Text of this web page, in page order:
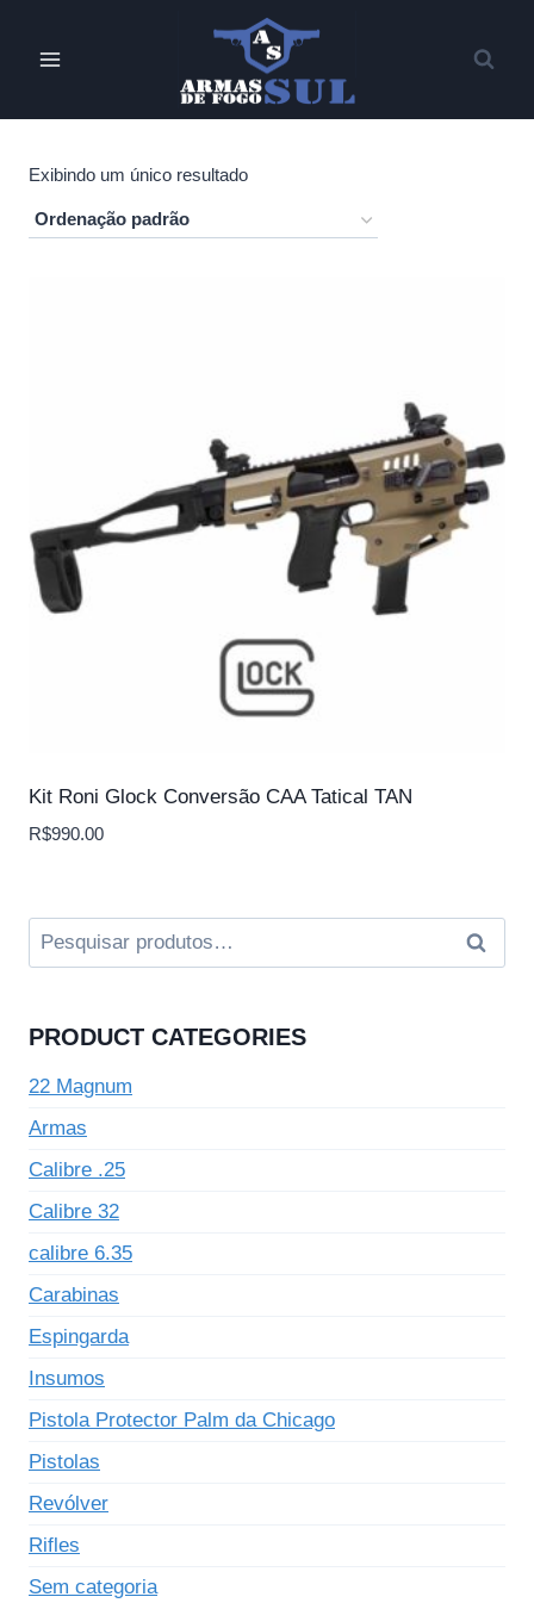
Exibindo um único resultado
Kit Roni Glock Conversão CAA Tatical TAN
R$990.00
Pesquisar
por:
PRODUCT CATEGORIES
22 Magnum
Armas
Calibre .25
Calibre 32
calibre 6.35
Carabinas
Espingarda
Insumos
Pistola Protector Palm da Chicago
Pistolas
Revólver
Rifles
Sem categoria